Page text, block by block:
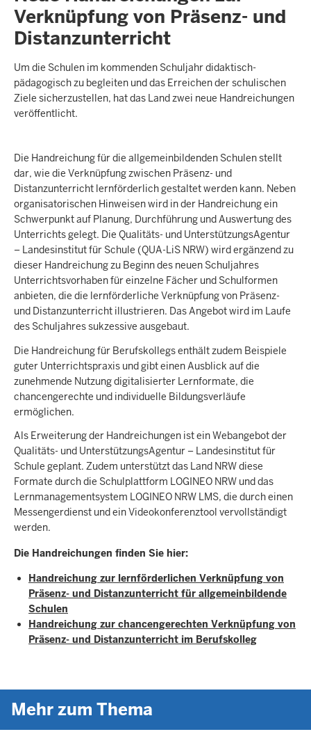
Verknüpfung von Präsenz- und
Distanzunterricht
Um die Schulen im kommenden Schuljahr didaktisch-
pädagogisch zu begleiten und das Erreichen der schulischen
Ziele sicherzustellen, hat das Land zwei neue Handreichungen
veröffentlicht.
Die Handreichung für die allgemeinbildenden Schulen stellt
dar, wie die Verknüpfung zwischen Präsenz- und
Distanzunterricht lernförderlich gestaltet werden kann. Neben
organisatorischen Hinweisen wird in der Handreichung ein
Schwerpunkt auf Planung, Durchführung und Auswertung des
Unterrichts gelegt. Die Qualitäts- und UnterstützungsAgentur
– Landesinstitut für Schule (QUA-LiS NRW) wird ergänzend zu
dieser Handreichung zu Beginn des neuen Schuljahres
Unterrichtsvorhaben für einzelne Fächer und Schulformen
anbieten, die die lernförderliche Verknüpfung von Präsenz-
und Distanzunterricht illustrieren. Das Angebot wird im Laufe
des Schuljahres sukzessive ausgebaut.
Die Handreichung für Berufskollegs enthält zudem Beispiele
guter Unterrichtspraxis und gibt einen Ausblick auf die
zunehmende Nutzung digitalisierter Lernformate, die
chancengerechte und individuelle Bildungsverläufe
ermöglichen.
Als Erweiterung der Handreichungen ist ein Webangebot der
Qualitäts- und UnterstützungsAgentur – Landesinstitut für
Schule geplant. Zudem unterstützt das Land NRW diese
Formate durch die Schulplattform LOGINEO NRW und das
Lernmanagementsystem LOGINEO NRW LMS, die durch einen
Messengerdienst und ein Videokonferenztool vervollständigt
werden.
Die Handreichungen finden Sie hier:
Handreichung zur lernförderlichen Verknüpfung von
Präsenz- und Distanzunterricht für allgemeinbildende
Schulen
Handreichung zur chancengerechten Verknüpfung von
Präsenz- und Distanzunterricht im Berufskolleg
Mehr zum Thema